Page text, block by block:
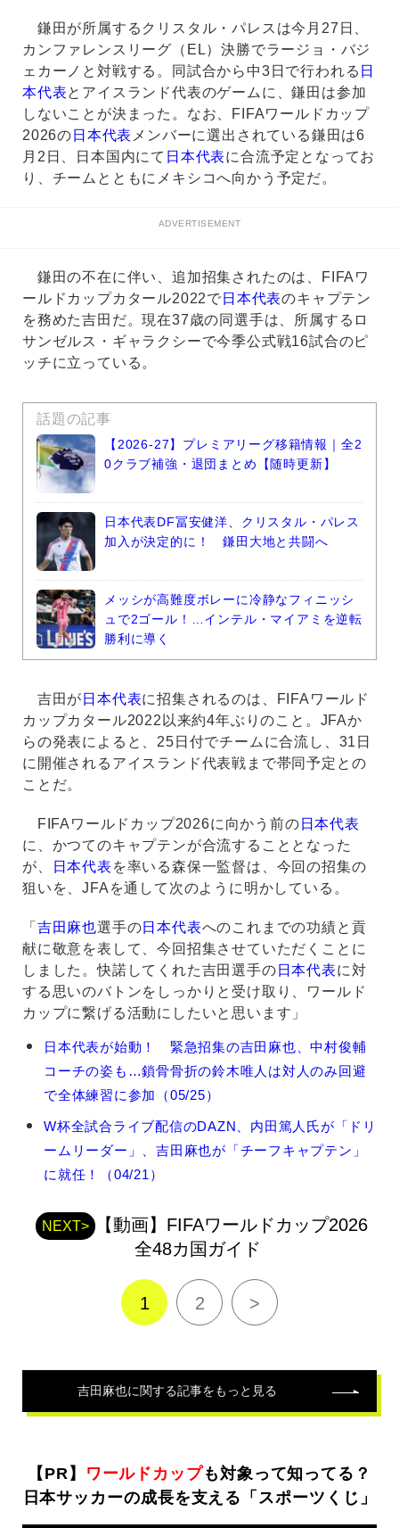
鎌田が所属するクリスタル・パレスは今月27日、
カンファレンスリーグ（EL）決勝でラージョ・バジ
ェカーノと対戦する。同試合から中3日で行われる 日
本代表とアイスランド代表のゲームに、鎌田は参加
しないことが決まった。なお、FIFAワールドカップ
2026の 日本代表 メンバーに選出されている鎌田は6
月2日、日本国内にて 日本代表に合流予定となってお
り、チームとともにメキシコへ向かう予定だ。
ADVERTISEMENT
鎌田の不在に伴い、追加招集されたのは、FIFAワ
ールドカップカタール2022で 日本代表のキャプテン
を務めた吉田だ。現在37歳の同選手は、所属するロ
サンゼルス・ギャラクシーで今季公式戦16試合のピ
ッチに立っている。
話題の記事
【2026-27】プレミアリーグ移籍情報｜全2
0クラブ補強・退団まとめ【随時更新】
日本代表DF冨安健洋、クリスタル・パレス
加入が決定的に！ 鎌田大地と共闘へ
メッシが高難度ボレーに冷静なフィニッシ
ュで2ゴール！…インテル・マイアミを逆転
勝利に導く
吉田が 日本代表に招集されるのは、FIFAワールド
カップカタール2022以来約4年ぶりのこと。JFAか
らの発表によると、25日付でチームに合流し、31日
に開催されるアイスランド代表戦まで帯同予定との
ことだ。
FIFAワールドカップ2026に向かう前の 日本代表
に、かつてのキャプテンが合流することとなった
が、
日本代表 を率いる森保一監督は、今回の招集の
狙いを、JFAを通して次のように明かしている。
「 吉田麻也選手の日本代表へのこれまでの功績と貢
献に敬意を表して、今回招集させていただくことに
しました。快諾してくれた吉田選手の 日本代表に対
する思いのバトンをしっかりと受け取り、ワールド
カップに繋げる活動にしたいと思います」
吉
関
日本代表が始動！ 緊急招集の吉田麻也、中村俊輔
コーチの姿も…鎖骨骨折の鈴木唯人は対人のみ回避
で全体練習に参加（05/25）
W杯全試合ライブ配信のDAZN、内田篤人氏が「ドリ
ームリーダー」、吉田麻也が「チーフキャプテン」
に就任！（04/21）
NEXT>
【動画】FIFAワールドカップ2026
全48カ国ガイド
1 2 >
吉田麻也に関する記事をもっと見る
【PR】 ワールドカップも対象って知ってる？
日本サッカーの成長を支える「スポーツくじ」